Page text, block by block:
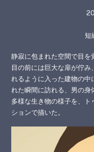
短
静寂に包まれた空間で目
目の前には巨大な扉が佇
れるように入った建物の
れた瞬間に訪れる、男の
多様な生き物の様子を、
ションで描いた。